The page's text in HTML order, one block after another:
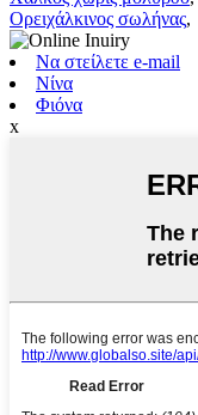
Ορειχάλκινος σωλήνας,
Να στείλετε e-mail
Νίνα
Φιόνα
x